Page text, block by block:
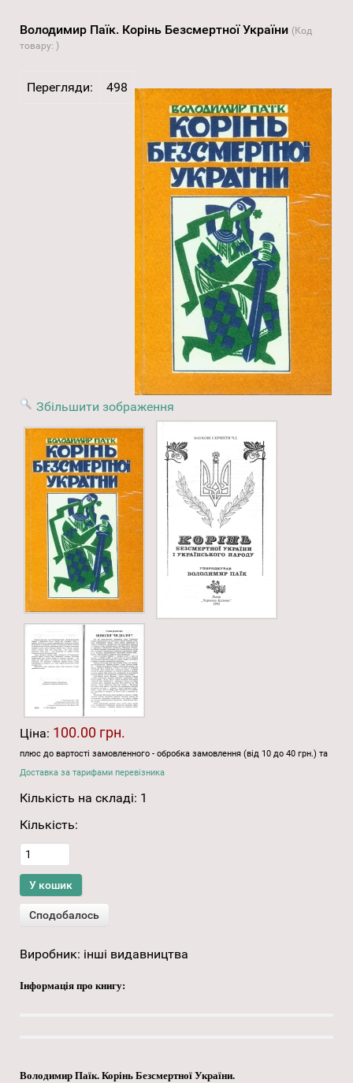
Володимир Паїк. Корінь Безсмертної України (Код
товару: )
Перегляди: 498
Збільшити зображення
Ціна: 100.00 грн.
плюс до вартості замовленного - обробка замовлення (від 10 до 40 грн.) та
Доставка за тарифами перевізника
Кількість на складі: 1
Кількість:
Виробник: інші видавництва
Інформація про книгу:
Володимир Паїк. Корінь Безсмертної України.